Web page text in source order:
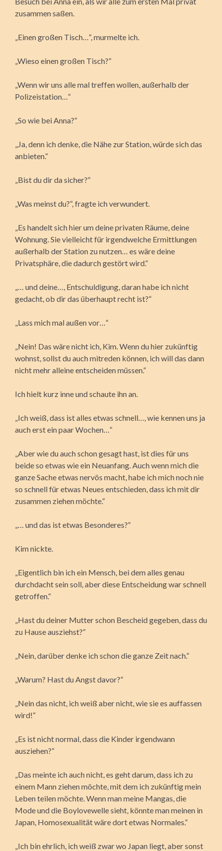
zusammen saßen.
„Einen großen Tisch…“, murmelte ich.
„Wieso einen großen Tisch?“
„Wenn wir uns alle mal treffen wollen, außerhalb der
Polizeistation…“
„So wie bei Anna?“
„Ja, denn ich denke, die Nähe zur Station, würde sich das
anbieten.“
„Bist du dir da sicher?“
„Was meinst du?“, fragte ich verwundert.
„Es handelt sich hier um deine privaten Räume, deine
Wohnung. Sie vielleicht für irgendwelche Ermittlungen
außerhalb der Station zu nutzen… es wäre deine
Privatsphäre, die dadurch gestört wird.“
„… und deine…, Entschuldigung, daran habe ich nicht
gedacht, ob dir das überhaupt recht ist?“
„Lass mich mal außen vor…“
„Nein! Das wäre nicht ich, Kim. Wenn du hier zukünftig
wohnst, sollst du auch mitreden können, ich will das dann
nicht mehr alleine entscheiden müssen.“
Ich hielt kurz inne und schaute ihn an.
„Ich weiß, dass ist alles etwas schnell…, wie kennen uns ja
auch erst ein paar Wochen…“
„Aber wie du auch schon gesagt hast, ist dies für uns
beide so etwas wie ein Neuanfang. Auch wenn mich die
ganze Sache etwas nervös macht, habe ich mich noch nie
so schnell für etwas Neues entschieden, dass ich mit dir
zusammen ziehen möchte.“
„… und das ist etwas Besonderes?“
Kim nickte.
„Eigentlich bin ich ein Mensch, bei dem alles genau
durchdacht sein soll, aber diese Entscheidung war schnell
getroffen.“
„Hast du deiner Mutter schon Bescheid gegeben, dass du
zu Hause ausziehst?“
„Nein, darüber denke ich schon die ganze Zeit nach.“
„Warum? Hast du Angst davor?“
„Nein das nicht, ich weiß aber nicht, wie sie es auffassen
wird!“
„Es ist nicht normal, dass die Kinder irgendwann
ausziehen?“
„Das meinte ich auch nicht, es geht darum, dass ich zu
einem Mann ziehen möchte, mit dem ich zukünftig mein
Leben teilen möchte. Wenn man meine Mangas, die
Mode und die Boylovewelle sieht, könnte man meinen in
Japan, Homosexualität wäre dort etwas Normales.“
„Ich bin ehrlich, ich weiß zwar wo Japan liegt, aber sonst